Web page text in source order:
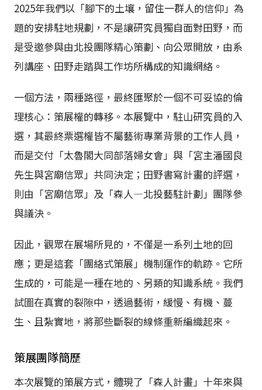
2025年我們以「腳下的土壤，留住一群人的信仰」為
題的安排駐地規劃，不是讓研究員獨自面對田野，而
是受邀參與由北投團隊精心策劃、向公眾開放，由系
列講座、田野走踏與工作坊所構成的知識網絡。
一個方法，兩種路徑，最終匯聚於一個不可妥協的倫
理核心：策展權的轉移。本展覽中，駐山研究員的入
選，其最終票選權皆不屬藝術專業背景的工作人員，
而是交付「太魯閣大同部落婦女會」與「宮主潘國良
先生與宮廟信眾」共同決定；田野書寫計畫的評選，
則由「宮廟信眾」及「森人—北投藝駐計劃」團隊參
與議決。
因此，觀眾在展場所見的，不僅是一系列土地的回
應；更是這套「團絡式策展」機制運作的軌跡。它所
生成的，可能是一種在地的、另類的知識系統。我們
試圖在真實的裂隙中，透過藝術，緩慢、有機、蔓
生、且紮實地，將那些斷裂的線條重新編織起來。
策展團隊簡歷
本次展覽的策展方式，體現了「森人計畫」十年來與